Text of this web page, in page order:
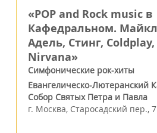
«POP and Rock music в
Кафедральном.
Адель, Стинг,
Nirvana»
Симфонические рок-хиты
Евангелическо-Лютеранский
Собор Святых Петра и Павла
г. Москва, Старосадский пер., 7